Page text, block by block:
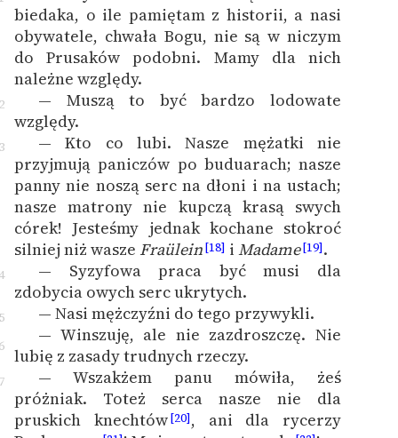
biedaka, o ile pamiętam z historii, a nasi
obywatele, chwała Bogu, nie są w niczym
do Prusaków podobni. Mamy dla nich
należne względy.
— Muszą to być bardzo lodowate
względy.
— Kto co lubi. Nasze mężatki nie
przyjmują paniczów po buduarach; nasze
panny nie noszą serc na dłoni i na ustach;
nasze matrony nie kupczą krasą swych
córek! Jesteśmy jednak kochane stokroć
silniej niż wasze Fraülein[18] i Madame[19].
— Syzyfowa praca być musi dla
zdobycia owych serc ukrytych.
— Nasi mężczyźni do tego przywykli.
— Winszuję, ale nie zazdroszczę. Nie
lubię z zasady trudnych rzeczy.
— Wszakżem panu mówiła, żeś
próżniak. Toteż serca nasze nie dla
pruskich knechtów[20], ani dla rycerzy